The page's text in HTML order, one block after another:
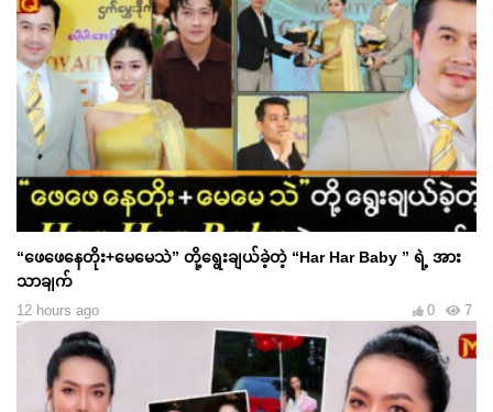
“ဖေဖေနေတိုး+မေမေသဲ” တို့ရွေးချယ်ခဲ့တဲ့ “Har Har Baby ” ရဲ့ အား
သာချက်
12 hours ago 7
0